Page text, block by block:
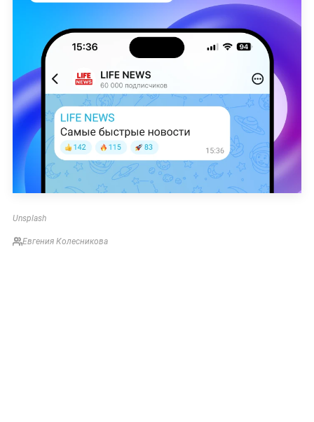
Unsplash
Евгения Колесникова